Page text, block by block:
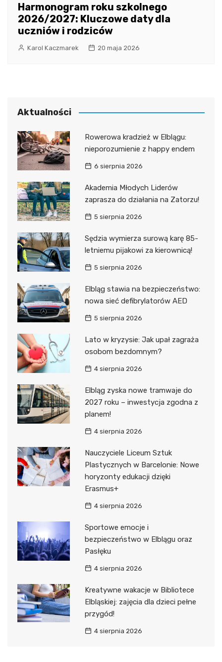
Harmonogram roku szkolnego
2026/2027: Kluczowe daty dla
uczniów i rodziców
Karol Kaczmarek 20 maja 2026
Aktualności
Rowerowa kradzież w Elblągu:
nieporozumienie z happy endem
6 sierpnia 2026
Akademia Młodych Liderów
zaprasza do działania na Zatorzu!
5 sierpnia 2026
Sędzia wymierza surową karę 85-
letniemu pijakowi za kierownicą!
5 sierpnia 2026
Elbląg stawia na bezpieczeństwo:
nowa sieć defibrylatorów AED
5 sierpnia 2026
Lato w kryzysie: Jak upał zagraża
osobom bezdomnym?
4 sierpnia 2026
Elbląg zyska nowe tramwaje do
2027 roku – inwestycja zgodna z
planem!
4 sierpnia 2026
Nauczyciele Liceum Sztuk
Plastycznych w Barcelonie: Nowe
horyzonty edukacji dzięki
Erasmus+
4 sierpnia 2026
Sportowe emocje i
bezpieczeństwo w Elblągu oraz
Pasłęku
4 sierpnia 2026
Kreatywne wakacje w Bibliotece
Elbląskiej: zajęcia dla dzieci pełne
przygód!
4 sierpnia 2026